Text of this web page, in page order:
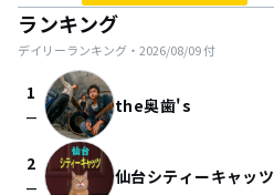
ランキング
デイリーランキング・ 2026/08/09付
1
check_indeterminate_small the奥歯's
2
仙台シティーキャッツ